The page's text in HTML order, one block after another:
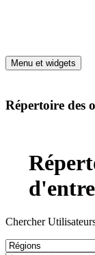
Menu et widgets
Répertoire des
Chercher